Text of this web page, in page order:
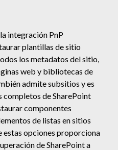
integración PnP
plantillas de sitio
los metadatos del sitio,
web y bibliotecas de
admite subsitios y es
completos de SharePoint
componentes
de listas en sitios
estas opciones proporciona
de SharePoint a